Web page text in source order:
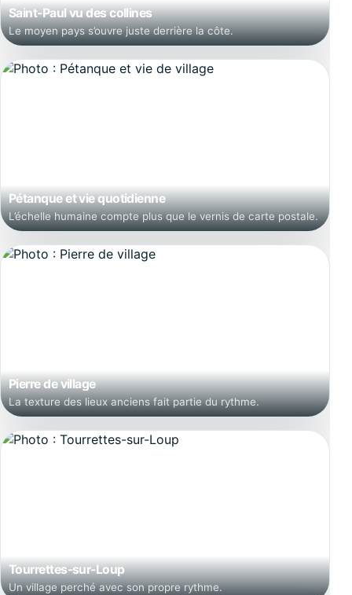
Saint-Paul vu des collines
Le moyen pays s’ouvre juste derrière la côte.
Pétanque et vie quotidienne
L’échelle humaine compte plus que le vernis de carte postale.
Pierre de village
La texture des lieux anciens fait partie du rythme.
Tourrettes-sur-Loup
Un village perché avec son propre rythme.